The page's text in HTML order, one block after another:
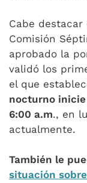
Cabe
Comisión
aprobado la
validó los
el que
nocturno
6:00 a.m., en
actualmente.
También le
situación